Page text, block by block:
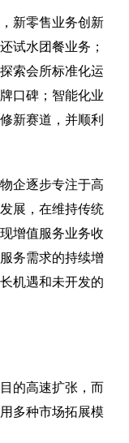
新零售业务创新
试水团餐业务；
索会所标准化运
口碑；智能化业
新赛道，并顺利
企逐步专注于高
展，在维持传统
增值服务业务收
务需求的持续增
机遇和未开发的
的高速扩张，而
多种市场拓展模